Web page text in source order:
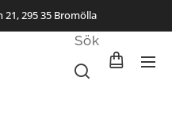
295 35 Bromölla
Sök